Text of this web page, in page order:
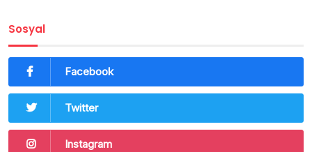
Sosyal
Facebook
Twitter
Instagram